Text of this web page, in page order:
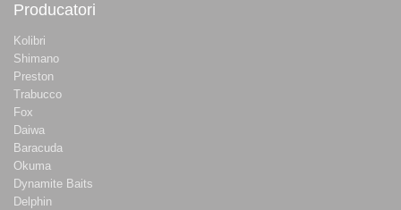
Producatori
Kolibri
Shimano
Preston
Trabucco
Fox
Daiwa
Baracuda
Okuma
Dynamite Baits
Delphin